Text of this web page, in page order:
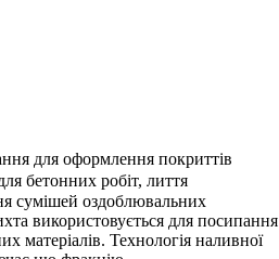
для оформлення покриттів
бетонних робіт, лиття
сумішей оздоблювальних
використовується для посипання
матеріалів. Технологія наливної